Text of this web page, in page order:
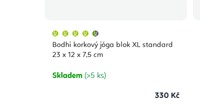
Bodhi korkový jóga blok XL standard
23 x 12 x 7,5 cm
produktu
je
4,9
hvězdiček.
Skladem (>5 ks)
330 Kč